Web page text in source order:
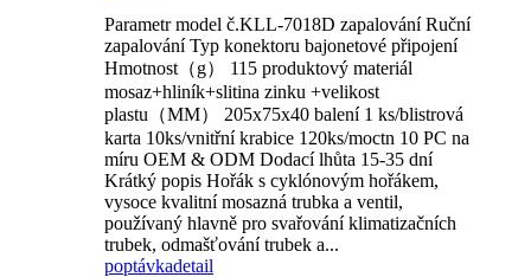
Parametr model č.KLL-7018D zapalování Ruční
zapalování Typ konektoru bajonetové připojení
Hmotnost（g） 115 produktový materiál
mosaz+hliník+slitina zinku +velikost
plastu（MM） 205x75x40 balení 1 ks/blistrová
karta 10ks/vnitřní krabice 120ks/moctn 10 PC na
míru OEM & ODM Dodací lhůta 15-35 dní
Krátký popis Hořák s cyklónovým hořákem,
vysoce kvalitní mosazná trubka a ventil,
používaný hlavně pro svařování klimatizačních
trubek, odmašťování trubek a...
poptávkadetail